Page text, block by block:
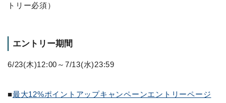
トリー必須）
エントリー期間
6/23(木)12:00～7/13(水)23:59
■最大12%ポイントアップキャンペーンエントリーページ